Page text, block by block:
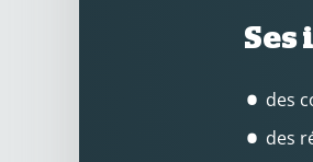
des
des